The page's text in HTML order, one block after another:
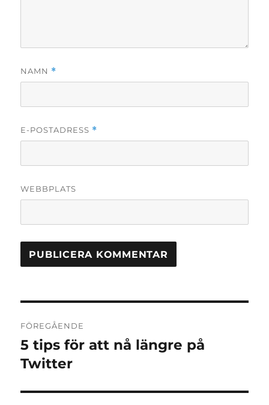
NAMN *
E-POSTADRESS *
WEBBPLATS
FÖREGÅENDE
Föregående
inlägg:
5 tips för att nå längre på
Twitter